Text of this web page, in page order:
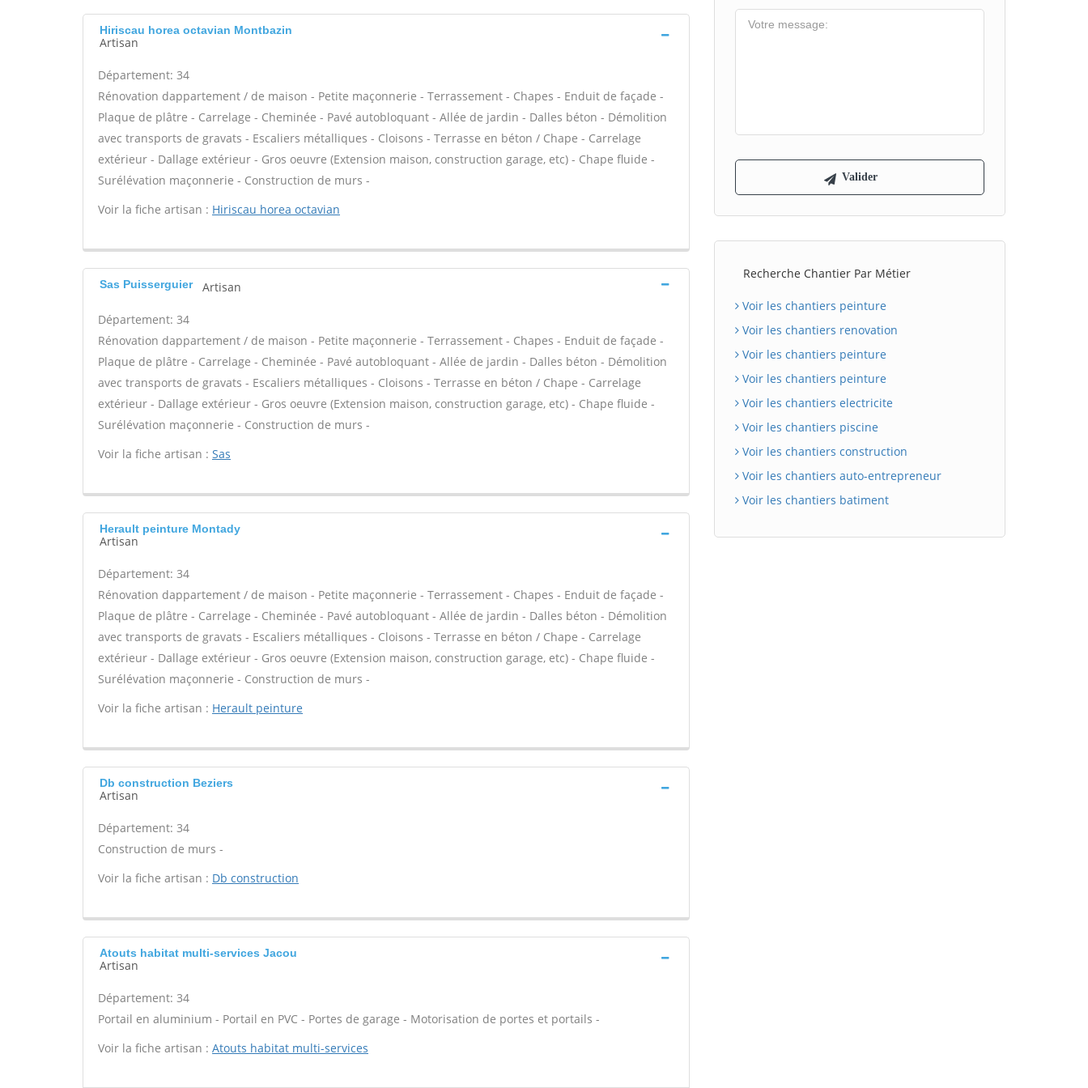
Hiriscau horea octavian Montbazin
Artisan
Département: 34
Rénovation dappartement / de maison - Petite maçonnerie - Terrassement - Chapes - Enduit de façade -
Plaque de plâtre - Carrelage - Cheminée - Pavé autobloquant - Allée de jardin - Dalles béton - Démolition
avec transports de gravats - Escaliers métalliques - Cloisons - Terrasse en béton / Chape - Carrelage
extérieur - Dallage extérieur - Gros oeuvre (Extension maison, construction garage, etc) - Chape fluide -
Surélévation maçonnerie - Construction de murs -
Voir la fiche artisan : Hiriscau horea octavian
Sas Puisserguier Artisan
Département: 34
Rénovation dappartement / de maison - Petite maçonnerie - Terrassement - Chapes - Enduit de façade -
Plaque de plâtre - Carrelage - Cheminée - Pavé autobloquant - Allée de jardin - Dalles béton - Démolition
avec transports de gravats - Escaliers métalliques - Cloisons - Terrasse en béton / Chape - Carrelage
extérieur - Dallage extérieur - Gros oeuvre (Extension maison, construction garage, etc) - Chape fluide -
Surélévation maçonnerie - Construction de murs -
Voir la fiche artisan : Sas
Herault peinture Montady
Artisan
Département: 34
Rénovation dappartement / de maison - Petite maçonnerie - Terrassement - Chapes - Enduit de façade -
Plaque de plâtre - Carrelage - Cheminée - Pavé autobloquant - Allée de jardin - Dalles béton - Démolition
avec transports de gravats - Escaliers métalliques - Cloisons - Terrasse en béton / Chape - Carrelage
extérieur - Dallage extérieur - Gros oeuvre (Extension maison, construction garage, etc) - Chape fluide -
Surélévation maçonnerie - Construction de murs -
Voir la fiche artisan : Herault peinture
Db construction Beziers
Artisan
Département: 34
Construction de murs -
Voir la fiche artisan : Db construction
Atouts habitat multi-services Jacou
Artisan
Département: 34
Portail en aluminium - Portail en PVC - Portes de garage - Motorisation de portes et portails -
Voir la fiche artisan : Atouts habitat multi-services
Recherche Chantier Par Métier
Voir les chantiers peinture
Voir les chantiers renovation
Voir les chantiers peinture
Voir les chantiers peinture
Voir les chantiers electricite
Voir les chantiers piscine
Voir les chantiers construction
Voir les chantiers auto-entrepreneur
Voir les chantiers batiment